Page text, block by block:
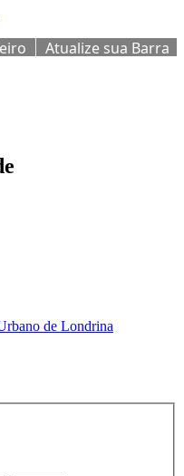
Atualize sua Barra
de Londrina